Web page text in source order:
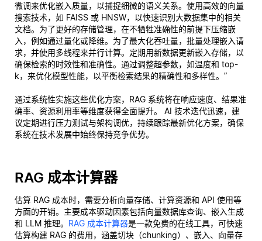
微调来优化嵌入质量，以捕捉细微的语义关系。使用高效的向量
搜索技术，如 FAISS 或 HNSW，以快速识别大数据集中的相关
文档。为了更好的存储管理，在不牺牲准确性的前提下压缩嵌
入，例如通过量化或降维。为了最大化吞吐量，批量处理嵌入请
求，并使用多线程来并行计算。定期用新数据更新嵌入存储，以
确保检索的时效性和准确性。通过调整超参数，如温度和 top-
k，来优化模型性能，以平衡检索结果的精确性和多样性。”
通过系统性实施这些优化方案，RAG 系统将在响应速度、结果准
确率、资源利用率等维度获得全面提升。 AI 技术迭代迅速，建
议定期进行压力测试与架构调优，持续跟踪最新优化方案，确保
系统在技术发展中始终保持竞争优势。
RAG 成本计算器
估算 RAG 成本时，需要分析向量存储、计算资源和 API 使用等
方面的开销。主要成本驱动因素包括向量数据库查询、嵌入生成
和 LLM 推理。 RAG 成本计算器是一款免费的在线工具，可快速
估算构建 RAG 的费用，涵盖切块（chunking）、嵌入、向量存